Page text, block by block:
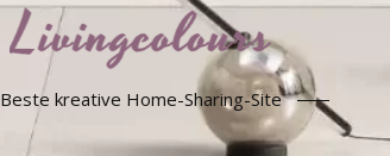
Beste kreative Home-Sharing-Site